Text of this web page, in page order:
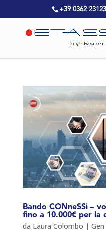
+39 0362
Bando CONneSSi –
fino a 10.000€ per la
da Laura Colombo |